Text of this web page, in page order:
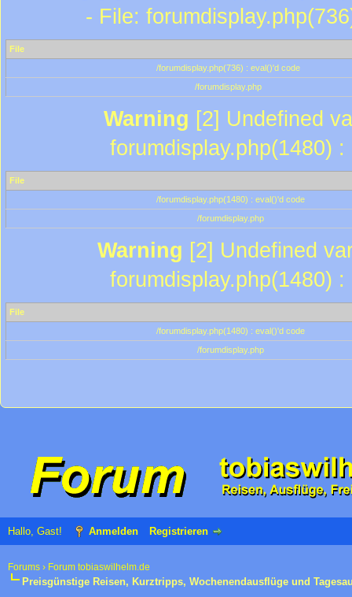
- File:
File
/forumdisplay.php(736) : eval()'d code
/forumdisplay.php
Warning [2] Undefined
forumdisplay.php(1480)
File
/forumdisplay.php(1480) : eval()'d code
/forumdisplay.php
Warning [2] Undefined
forumdisplay.php(1480)
File
/forumdisplay.php(1480) : eval()'d code
/forumdisplay.php
Hallo, Gast! Anmelden Registrieren
Forums › Forum tobiaswilhelm.de
Preisgünstige Reisen, Kurztripps, Wochenendausflüge und